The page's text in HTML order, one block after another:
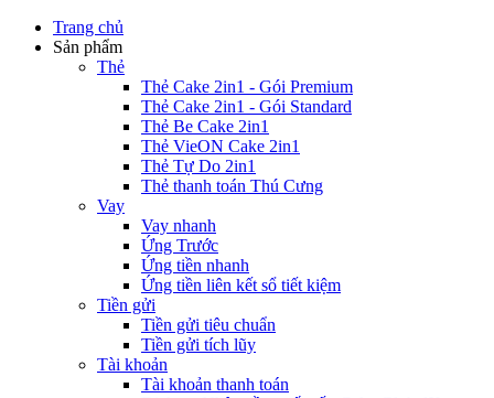
Trang chủ
Sản phẩm
Thẻ
Thẻ Cake 2in1 - Gói Premium
Thẻ Cake 2in1 - Gói Standard
Thẻ Be Cake 2in1
Thẻ VieON Cake 2in1
Thẻ Tự Do 2in1
Thẻ thanh toán Thú Cưng
Vay
Vay nhanh
Ứng Trước
Ứng tiền nhanh
Ứng tiền liên kết sổ tiết kiệm
Tiền gửi
Tiền gửi tiêu chuẩn
Tiền gửi tích lũy
Tài khoản
Tài khoản thanh toán